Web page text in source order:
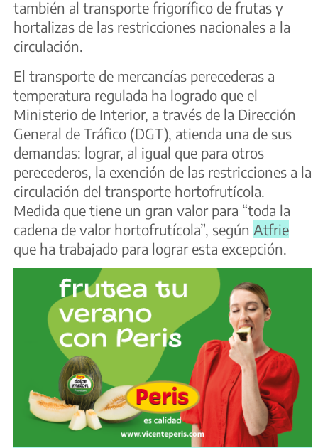
también al transporte frigorífico de frutas y
hortalizas de las restricciones nacionales a la
circulación.
El transporte de mercancías perecederas a
temperatura regulada ha logrado que el
Ministerio de Interior, a través de la Dirección
General de Tráfico (DGT), atienda una de sus
demandas: lograr, al igual que para otros
perecederos, la exención de las restricciones a la
circulación del transporte hortofrutícola.
Medida que tiene un gran valor para “toda la
cadena de valor hortofrutícola”, según Atfrie
que ha trabajado para lograr esta excepción.